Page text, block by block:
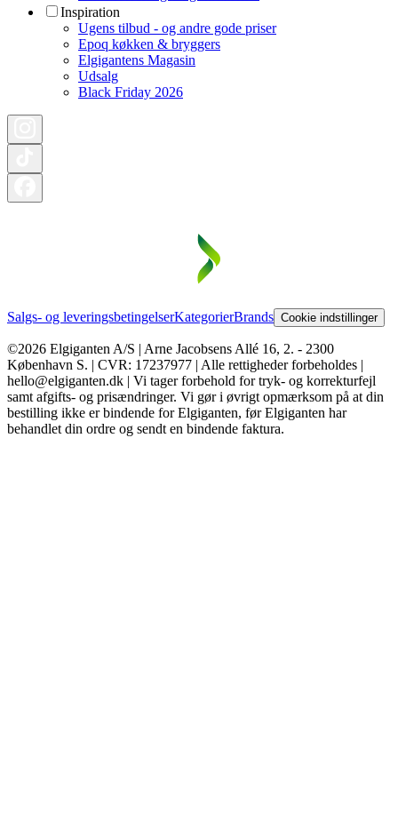
Inspiration
Ugens tilbud - og andre gode priser
Epoq køkken & bryggers
Elgigantens Magasin
Udsalg
Black Friday 2026
Salgs- og leveringsbetingelserKategorierBrands Cookie indstillinger
©2026 Elgiganten A/S | Arne Jacobsens Allé 16, 2. - 2300
København S. | CVR: 17237977 | Alle rettigheder forbeholdes |
hello@elgiganten.dk | Vi tager forbehold for tryk- og korrekturfejl
samt afgifts- og prisændringer. Vi gør i øvrigt opmærksom på at din
bestilling ikke er bindende for Elgiganten, før Elgiganten har
behandlet din ordre og sendt en bindende faktura.